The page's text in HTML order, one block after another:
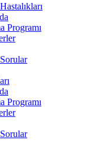
Programı
Programı